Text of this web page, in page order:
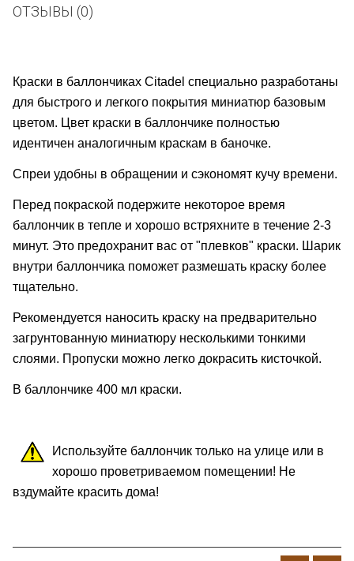
ОТЗЫВЫ (0)
Краски в баллончиках Citadel специально разработаны
для быстрого и легкого покрытия миниатюр базовым
цветом. Цвет краски в баллончике полностью
идентичен аналогичным краскам в баночке.
Спреи удобны в обращении и сэкономят кучу времени.
Перед покраской подержите некоторое время
баллончик в тепле и хорошо встряхните в течение 2-3
минут. Это предохранит вас от "плевков" краски. Шарик
внутри баллончика поможет размешать краску более
тщательно.
Рекомендуется наносить краску на предварительно
загрунтованную миниатюру несколькими тонкими
слоями. Пропуски можно легко докрасить кисточкой.
В баллончике 400 мл краски.
Используйте баллончик только на улице или в
хорошо проветриваемом помещении! Не
вздумайте красить дома!